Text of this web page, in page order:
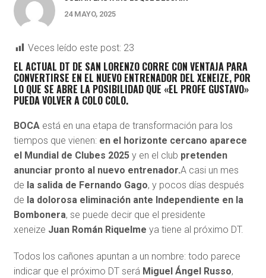
24 MAYO, 2025
Veces leído este post: 23
EL ACTUAL DT DE SAN LORENZO CORRE CON VENTAJA PARA
CONVERTIRSE EN EL NUEVO ENTRENADOR DEL XENEIZE, POR
LO QUE SE ABRE LA POSIBILIDAD QUE «EL PROFE GUSTAVO»
PUEDA VOLVER A COLO COLO.
BOCA está en una etapa de transformación para los
tiempos que vienen: en el horizonte cercano aparece
el Mundial de Clubes 2025y en el club pretenden
anunciar pronto al nuevo entrenador.A casi un mes
de la salida de Fernando Gago, y pocos días después
de la dolorosa eliminación ante Independiente en la
Bombonera, se puede decir que el presidente
xeneize Juan Román Riquelme ya tiene al próximo DT.
Todos los cañones apuntan a un nombre: todo parece
indicar que el próximo DT será Miguel Ángel Russo,